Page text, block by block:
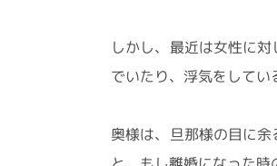
しかし、最近は女性に
でいたり、浮気をしてい
奥様は、旦那様の目に